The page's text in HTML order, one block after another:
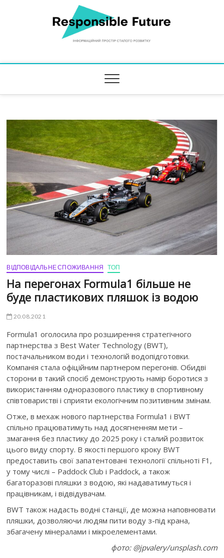
Responsible Future
ВІДПОВІДАЛЬНЕ СПОЖИВАННЯ ТОП
На перегонах Formula1 більше не
буде пластикових пляшок із водою
20.08.2021
Formula1 оголосила про розширення стратегічного
партнерства з Best Water Technology (BWT),
постачальником води і технологій водопідготовки.
Компанія стала офіційним партнером перегонів. Обидві
сторони в такий спосіб демонструють намір боротися з
використанням одноразового пластику в спортивному
співтоваристві і сприяти екологічним позитивним змінам.
Отже, в мехаж нового партнерства Formula1 і BWT
спільно працюватимуть над досягненням мети –
змагання без пластику до 2025 року і сталий розвиток
цього виду спорту. В якості першого кроку BWT
предоставить свої запатентовані технології спільноті F1,
у тому числі – Paddock Club і Paddock, а також
багаторазові пляшки з водою, які надаватимуться і
працівникам, і відвідувачам.
BWT також надасть водні станції, де можна наповнювати
пляшки, дозволяючи людям пити воду з-під крана,
збагачену мінералами і мікроелементами.
фото: @jpvalery/unsplash.com